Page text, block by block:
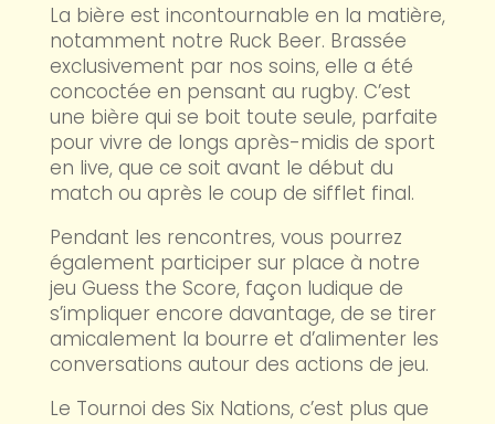
La bière est incontournable en la matière,
notamment notre Ruck Beer. Brassée
exclusivement par nos soins, elle a été
concoctée en pensant au rugby. C’est
une bière qui se boit toute seule, parfaite
pour vivre de longs après-midis de sport
en live, que ce soit avant le début du
match ou après le coup de sifflet final.
Pendant les rencontres, vous pourrez
également participer sur place à notre
jeu Guess the Score, façon ludique de
s’impliquer encore davantage, de se tirer
amicalement la bourre et d’alimenter les
conversations autour des actions de jeu.
Le Tournoi des Six Nations, c’est plus que